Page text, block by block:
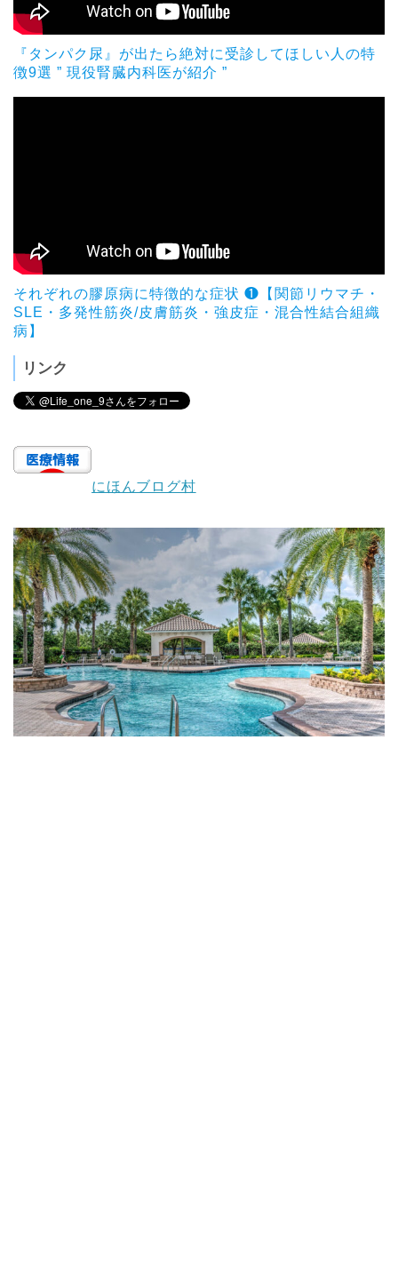
『タンパク尿』が出たら絶対に受診してほしい人の特
徴9選 ” 現役腎臓内科医が紹介 ”
それぞれの膠原病に特徴的な症状 ❶【関節リウマチ・
SLE・多発性筋炎/皮膚筋炎・強皮症・混合性結合組織
病】
リンク
にほんブログ村